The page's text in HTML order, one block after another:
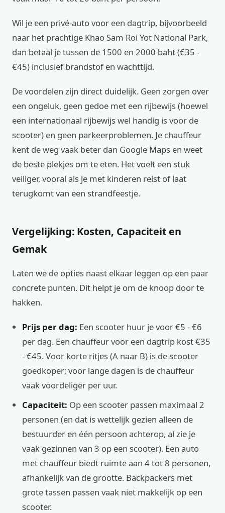
Wil je een privé-auto voor een dagtrip, bijvoorbeeld
naar het prachtige Khao Sam Roi Yot National Park,
dan betaal je tussen de 1500 en 2000 baht (€35 -
€45) inclusief brandstof en wachttijd.
De voordelen zijn direct duidelijk. Geen zorgen over
een ongeluk, geen gedoe met een rijbewijs (hoewel
een internationaal rijbewijs wel handig is voor de
scooter) en geen parkeerproblemen. Je chauffeur
kent de weg vaak beter dan Google Maps en weet
de beste plekjes om te eten. Het voelt een stuk
veiliger, vooral als je met kinderen reist of laat
terugkomt van een strandfeestje.
Vergelijking: Kosten, Capaciteit en
Gemak
Laten we de opties naast elkaar leggen op een paar
concrete punten. Dit helpt je om de knoop door te
hakken.
Prijs per dag: Een scooter huur je voor €5 - €6
per dag. Een chauffeur voor een dagtrip kost €35
- €45. Voor korte ritjes (A naar B) is de scooter
goedkoper; voor lange dagen is de chauffeur
vaak voordeliger per uur.
Capaciteit: Op een scooter passen maximaal 2
personen (en dat is wettelijk gezien alleen de
bestuurder en één persoon achterop, al zie je
vaak gezinnen van 3 op een scooter). Een auto
met chauffeur biedt ruimte aan 4 tot 8 personen,
afhankelijk van de grootte. Backpackers met
grote tassen passen vaak niet makkelijk op een
scooter.